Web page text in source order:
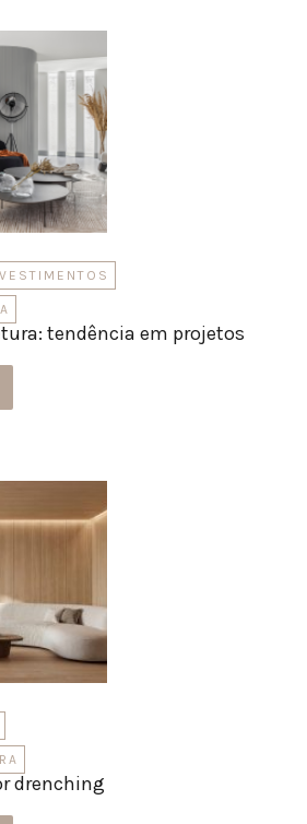
tendência em projetos
drenching